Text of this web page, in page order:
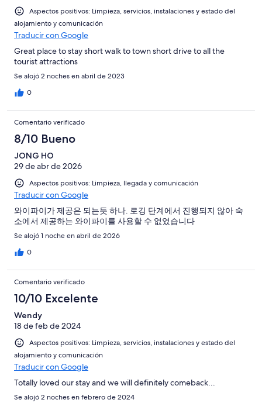
Aspectos positivos: Limpieza, servicios, instalaciones y estado del
alojamiento y comunicación
Traducir con Google
Great place to stay short walk to town short drive to all the
tourist attractions
Se alojó 2 noches en abril de 2023
0
Comentario verificado
8/10 Bueno
JONG HO
29 de abr de 2026
Aspectos positivos: Limpieza, llegada y comunicación
Traducir con Google
와이파이가 제공은 되는듯 하나. 로깅 단계에서 진행되지 않아 숙
소에서 제공하는 와이파이를 사용할 수 없었습니다
Se alojó 1 noche en abril de 2026
0
Comentario verificado
10/10 Excelente
Wendy
18 de feb de 2024
Aspectos positivos: Limpieza, servicios, instalaciones y estado del
alojamiento y comunicación
Traducir con Google
Totally loved our stay and we will definitely comeback...
Se alojó 2 noches en febrero de 2024